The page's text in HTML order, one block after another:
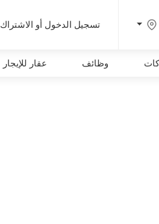
تسجيل الدخول أو الاشتراك
وظائف عقار للإيجار